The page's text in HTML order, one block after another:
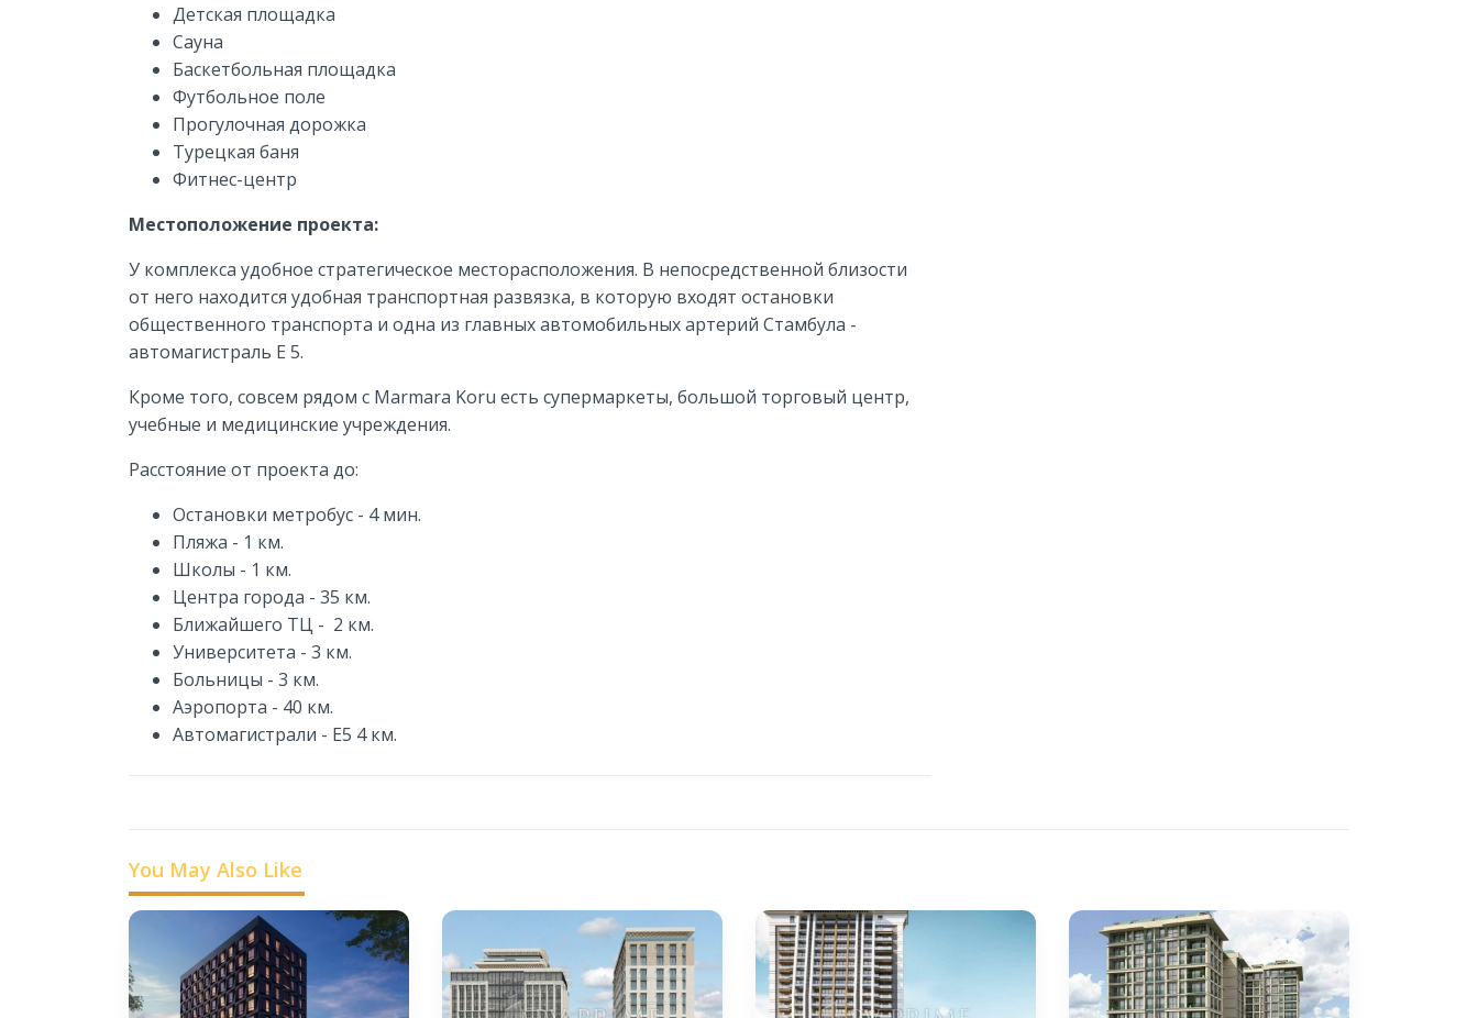
Детская площадка
Сауна
Баскетбольная площадка
Футбольное поле
Прогулочная дорожка
Турецкая баня
Фитнес-центр
Местоположение проекта:
У комплекса удобное стратегическое месторасположения. В непосредственной близости
от него находится удобная транспортная развязка, в которую входят остановки
общественного транспорта и одна из главных автомобильных артерий Стамбула -
автомагистраль Е 5.
Кроме того, совсем рядом с Marmara Koru есть супермаркеты, большой торговый центр,
учебные и медицинские учреждения.
Расстояние от проекта до:
Остановки метробус - 4 мин.
Пляжа - 1 км.
Школы - 1 км.
Центра города - 35 км.
Ближайшего ТЦ - 2 км.
Университета - 3 км.
Больницы - 3 км.
Аэропорта - 40 км.
Автомагистрали - Е5 4 км.
You May Also Like